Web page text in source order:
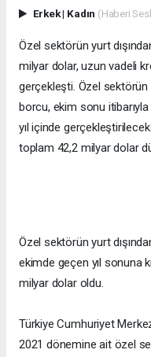
Erkek| Kadın (Haberi
Özel sektörün yurt
milyar dolar, uzun vadeli
gerçekleşti. Özel sektörün
borcu, ekim sonu
yıl içinde
toplam 42,2 milyar dolar
Özel sektörün yurt
ekimde geçen yıl sonuna
milyar dolar oldu.
Türkiye Cumhuriyet
2021 dönemine ait özel